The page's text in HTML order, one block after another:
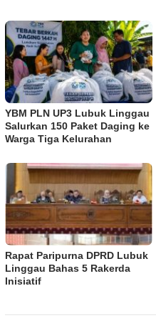
YBM PLN UP3 Lubuk Linggau
Salurkan 150 Paket Daging ke
Warga Tiga Kelurahan
Rapat Paripurna DPRD Lubuk
Linggau Bahas 5 Rakerda
Inisiatif